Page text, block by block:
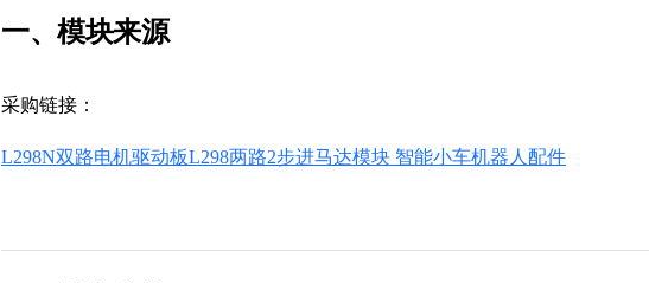
一、模块来源
采购链接：
L298N双路电机驱动板L298两路2步进马达模块 智能小车机器人配件